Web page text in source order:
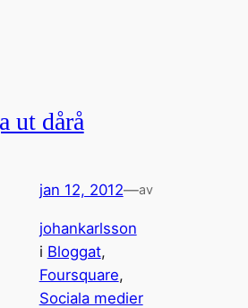
ut dårå
jan 12, 2012—av
johankarlsson
i Bloggat
Foursquare
Sociala medier